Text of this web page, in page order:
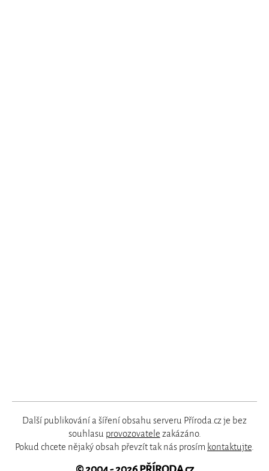
Další publikování a šíření obsahu serveru Příroda.cz je bez
souhlasu provozovatele zakázáno.
Pokud chcete nějaký obsah převzít tak nás prosím kontaktujte